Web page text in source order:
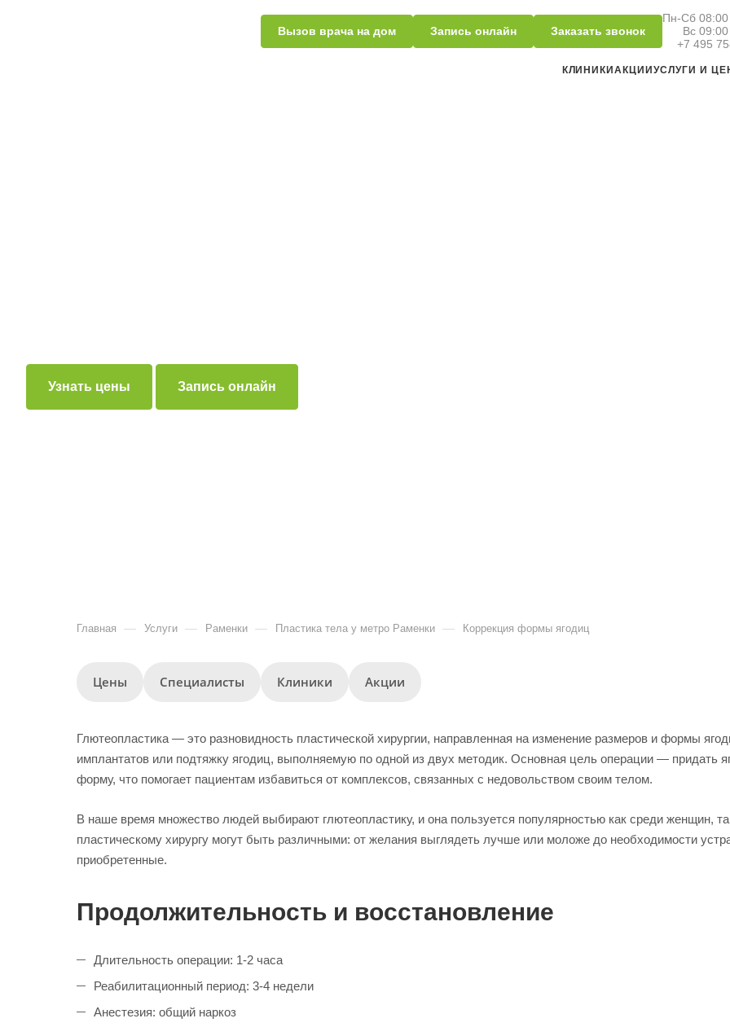
Вызов врача на дом Запись онлайн Заказать звонок
Пн-Сб
Вс
+7 495
КЛИНИКИАКЦИИУСЛУГИ И
Узнать цены Запись онлайн
Главная — Услуги — Раменки — Пластика тела у метро Раменки — Коррекция формы ягодиц
Цены Специалисты Клиники Акции
Глютеопластика — это разновидность пластической хирургии, направленная на изменение размеров и формы
имплантатов или подтяжку ягодиц, выполняемую по одной из двух методик. Основная цель операции — придать
форму, что помогает пациентам избавиться от комплексов, связанных с недовольством своим телом.
В наше время множество людей выбирают глютеопластику, и она пользуется популярностью как среди женщин,
пластическому хирургу могут быть различными: от желания выглядеть лучше или моложе до необходимости
приобретенные.
Продолжительность и восстановление
Длительность операции: 1-2 часа
Реабилитационный период: 3-4 недели
Анестезия: общий наркоз